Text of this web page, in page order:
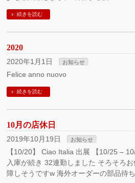
続きを読む
2020
2020年1月1日 お知らせ
Felice anno nuovo
続きを読む
10月の店休日
2019年10月19日 お知らせ
【10/20】 Ciao Italia 出展 【10/25 –
入庫が続き 32連勤しました そろそろ
障しそうですw 海外オーダーの部品待